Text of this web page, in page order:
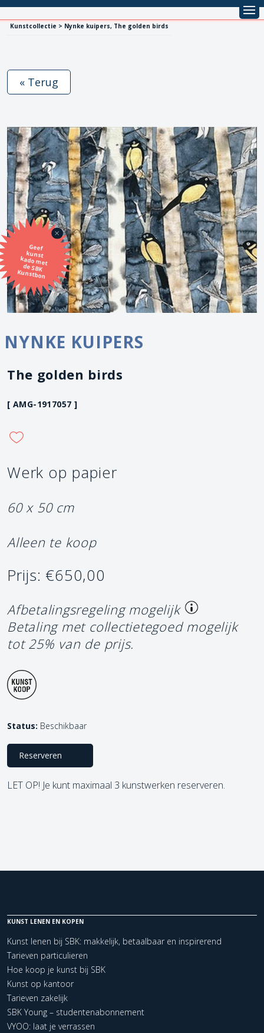
Kunstcollectie > Nynke kuipers, The golden birds
Geef
kunst
kado met
de SBK
Kunstbon
« Terug
NYNKE KUIPERS
The golden birds
[ AMG-1917057 ]
Werk op papier
60 x 50 cm
Alleen te koop
Prijs: €650,00
Afbetalingsregeling mogelijk
Betaling met collectietegoed mogelijk
tot 25% van de prijs.
Status: Beschikbaar
Reserveren
LET OP! Je kunt maximaal 3 kunstwerken reserveren.
KUNST LENEN EN KOPEN
Kunst lenen bij SBK: makkelijk, betaalbaar en inspirerend
Tarieven particulieren
Hoe koop je kunst bij SBK
Kunst op kantoor
Tarieven zakelijk
SBK Young – studentenabonnement
VYOO: laat je verrassen